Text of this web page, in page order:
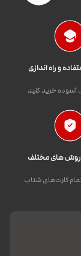
و راه اندازی
آسوده خرید کنید
روش های مختلف
تمام کارت‌های شتاب